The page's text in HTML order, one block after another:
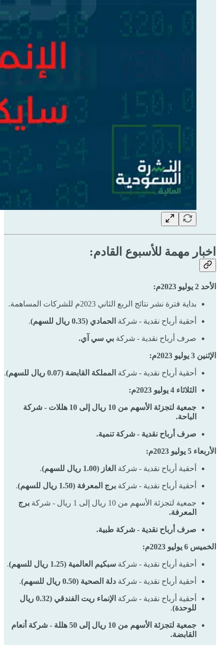
اخبار مهمة للأسبوع القادم:
الأحد 2 يوليو 2023م:
بداية فترة نشر نتائج الربع الثاني 2023م للشركات المساهمة.
أحقية أرباح نقدية - شركة الحمادي (0.35 ريال للسهم) .
صرف أرباح نقدية - شركة بي سي آي.
الإثنين 3 يوليو 2023م:
أحقية أرباح نقدية - شركة المملكة القابضة (0.07 ريال للسهم) .
الثلاثاء 4 يوليو 2023م:
جمعية لتجزئة الأسهم من 10 ريال إلى 10 هللات - شركة
الباحة.
صرف أرباح نقدية - شركة تنمية.
الأربعاء 5 يوليو 2023م:
أحقية أرباح نقدية - شركة الغاز (1.00 ريال للسهم) .
أحقية أرباح نقدية - شركة برج المعرفة (1.50 ريال للسهم) .
جمعية لتجزئة الأسهم من 10 ريال إلى 1 ريال - شركة
برج
المعرفة.
صرف أرباح نقدية - شركة طبية.
الخميس 6 يوليو 2023م:
أحقية أرباح نقدية - شركة سبكيم العالمية (1.25 ريال للسهم) .
أحقية أرباح نقدية - شركة دلة الصحية (0.50 ريال للسهم) .
أحقية أرباح نقدية - شركة
الإنماء ريت الفندقي (0.32 ريال
للوحدة).
جمعية لتجزئة الأسهم من 10 ريال إلى 50 هللة - شركة أنعام
القابضة.